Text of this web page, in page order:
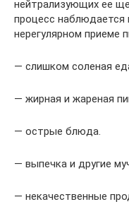
нейтрализующих ее
процесс наблюдается
нерегулярном приеме
— слишком соленая
— жирная и жареная
— острые блюда.
— выпечка и другие
— некачественные